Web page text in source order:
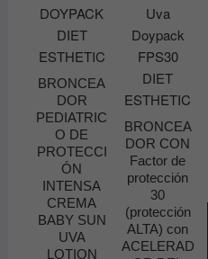
BRONCEA
DOR
PEDIATRIC
O DE
PROTECCI
ÓN
INTENSA
CREMA
BABY SUN
UVA
LOTION
BRONCEA
DOR CON
Factor de
protección
30
(protección
ALTA) con
ACELERAD